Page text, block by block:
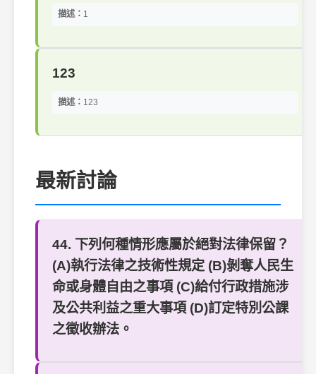
描述： 1
123
描述： 123
最新討論
44. 下列何種情形應屬於絕對法律保留？
(A)執行法律之技術性規定 (B)剝奪人民生
命或身體自由之事項 (C)給付行政措施涉
及公共利益之重大事項 (D)訂定特別公課
之徵收辦法。